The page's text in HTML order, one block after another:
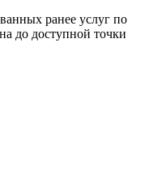
ранее услуг по
до доступной точки